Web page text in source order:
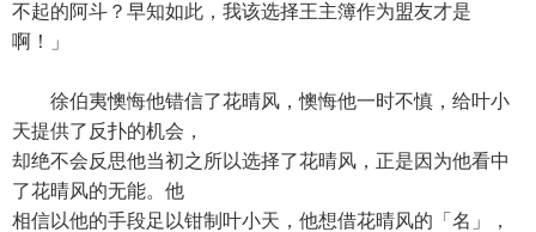
不起的阿斗？早知如此，我该选择王主簿作为盟友才是
啊！」
徐伯夷懊悔他错信了花晴风，懊悔他一时不慎，给叶小
天提供了反扑的机会，
却绝不会反思他当初之所以选择了花晴风，正是因为他看中
了花晴风的无能。他
相信以他的手段足以钳制叶小天，他想借花晴风的「名」，